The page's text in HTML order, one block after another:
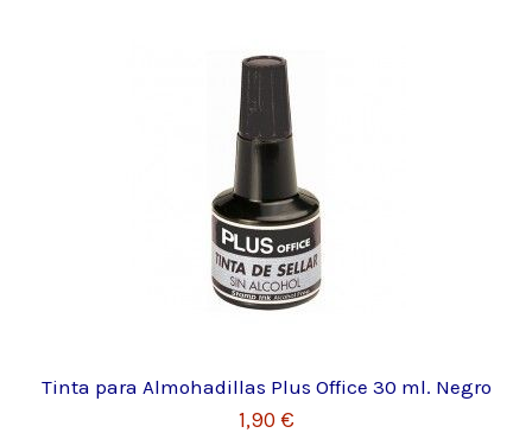
Tinta para Almohadillas Plus Office 30 ml. Negro
1,90 €